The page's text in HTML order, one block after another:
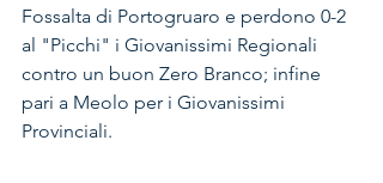
Fossalta di Portogruaro e perdono 0-2
al "Picchi" i Giovanissimi Regionali
contro un buon Zero Branco; infine
pari a Meolo per i Giovanissimi
Provinciali.